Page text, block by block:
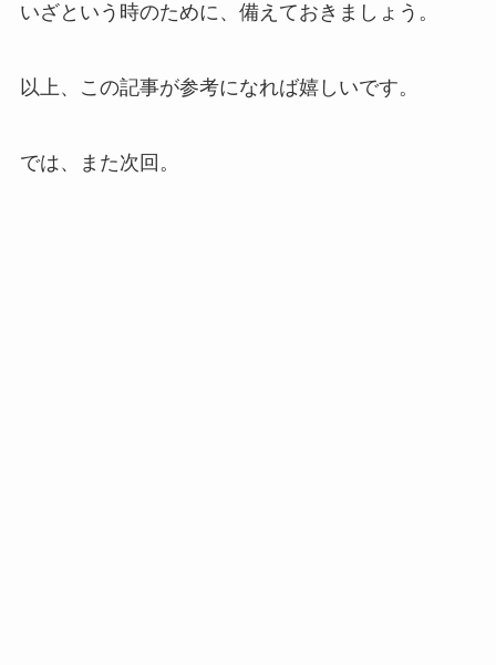
いざという時のために、備えておきましょう。
以上、この記事が参考になれば嬉しいです。
では、また次回。